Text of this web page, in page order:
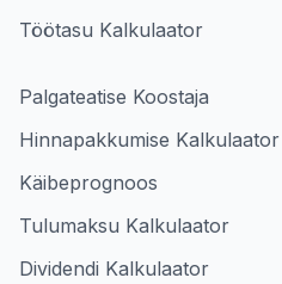
Töötasu Kalkulaator
Palgateatise Koostaja
Hinnapakkumise Kalkulaator
Käibeprognoos
Tulumaksu Kalkulaator
Dividendi Kalkulaator